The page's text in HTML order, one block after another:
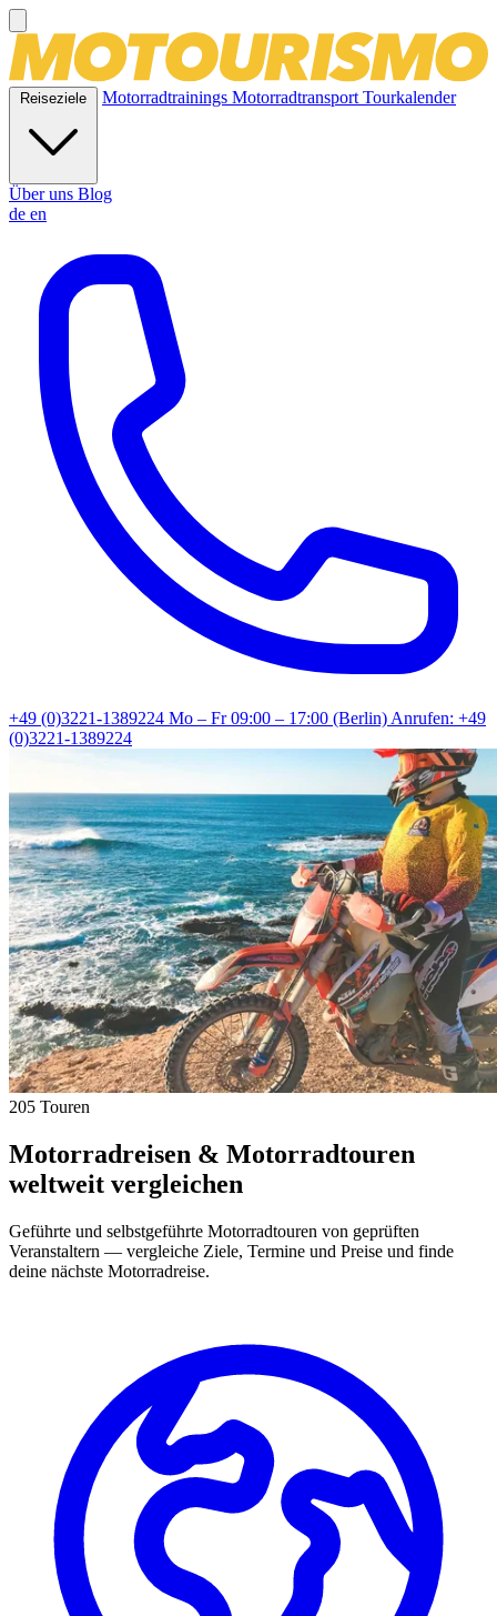
Reiseziele Motorradtrainings MotorradtransportTourkalender
Über uns Blog
de en
+49 (0)3221-1389224 Mo – Fr 09:00 – 17:00 (Berlin)Anrufen: +49
(0)3221-1389224
205 Touren
Motorradreisen & Motorradtouren
weltweit vergleichen
Geführte und selbstgeführte Motorradtouren von geprüften
Veranstaltern — vergleiche Ziele, Termine und Preise und finde
deine nächste Motorradreise.